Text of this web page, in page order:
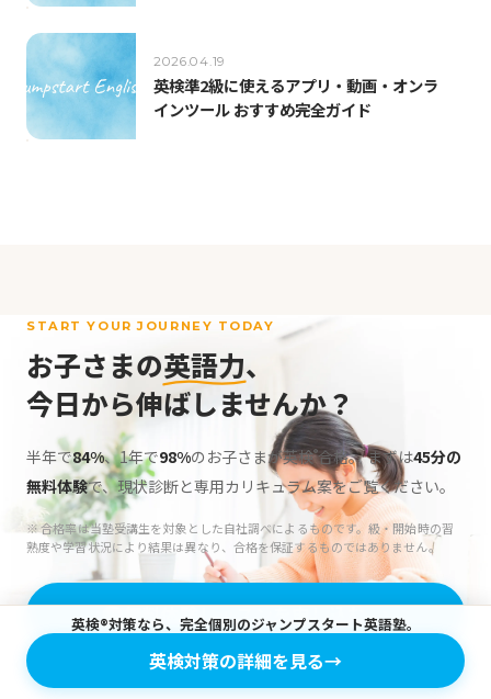
2026.04.19
英検準2級に使えるアプリ・動画・オンラ
インツール おすすめ完全ガイド
START YOUR JOURNEY TODAY
お子さまの英語力、
今日から伸ばしませんか？
半年で84%、1年で98%のお子さまが英検®合格。まずは45分の
無料体験で、現状診断と専用カリキュラム案をご覧ください。
※ 合格率は当塾受講生を対象とした自社調べによるものです。級・開始時の習
熟度や学習状況により結果は異なり、合格を保証するものではありません。
無料体験レッスンを申し込む →
公式LINEから30秒で予約完了
英検®対策なら、完全個別のジャンプスタート英語塾。
英検対策の詳細を見る→